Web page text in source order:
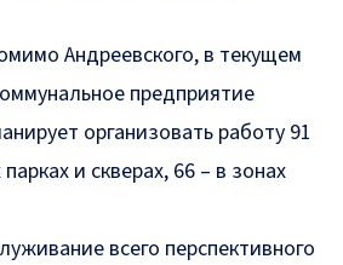
Андреевского, в текущем
предприятие
организовать работу 91
и скверах, 66 – в зонах
всего перспективного